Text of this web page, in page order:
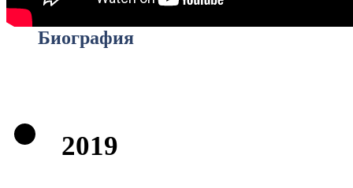
Биография
2019